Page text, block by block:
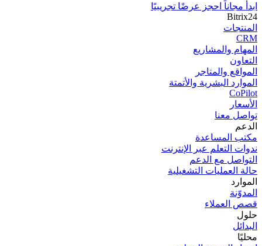
ابدأ مجاناً احجز عرضًا تجريبيًا
Bitrix24
المنتجات
CRM
المھام والمشاریع
التعاون
المواقع والمتاجر
الموارد البشرية والأتمتة
CoPilot
الأسعار
تواصل معنا
الدعم
مكتب المساعدة
ندوات التعلم عبر الإنترنت
التواصل مع الدعم
حالة العمليات التشغيلية
الموارد
المدوّنة
قصص العملاء
حلول
البدائل
محليًا